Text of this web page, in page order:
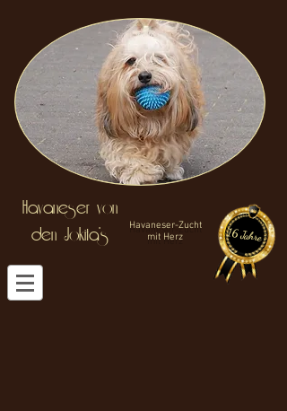
Havaneser von
den Jokita's
Havaneser-Zucht
mit Herz
16 Jahre